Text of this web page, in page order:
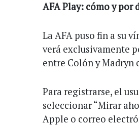
AFA Play: cómo y por
La AFA puso fin a su
verá exclusivamente
entre Colón y
Para registrarse, el
seleccionar “Mirar
Apple o correo